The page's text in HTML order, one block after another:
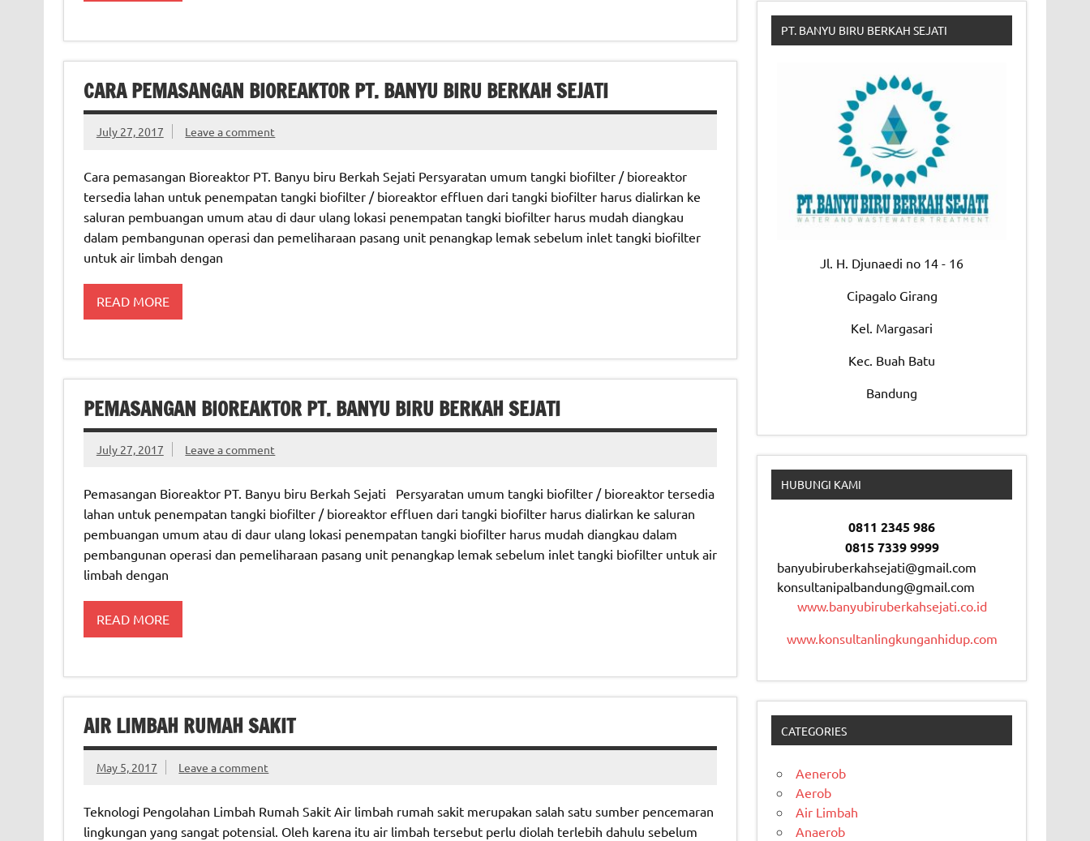
CARA PEMASANGAN BIOREAKTOR PT. BANYU BIRU BERKAH SEJATI
July 27, 2017 Leave a comment
Cara pemasangan Bioreaktor PT. Banyu biru Berkah Sejati Persyaratan umum tangki biofilter / bioreaktor
tersedia lahan untuk penempatan tangki biofilter / bioreaktor effluen dari tangki biofilter harus dialirkan ke
saluran pembuangan umum atau di daur ulang lokasi penempatan tangki biofilter harus mudah diangkau
dalam pembangunan operasi dan pemeliharaan pasang unit penangkap lemak sebelum inlet tangki biofilter
untuk air limbah dengan
READ MORE
PEMASANGAN BIOREAKTOR PT. BANYU BIRU BERKAH SEJATI
July 27, 2017 Leave a comment
Pemasangan Bioreaktor PT. Banyu biru Berkah Sejati Persyaratan umum tangki biofilter / bioreaktor tersedia
lahan untuk penempatan tangki biofilter / bioreaktor effluen dari tangki biofilter harus dialirkan ke saluran
pembuangan umum atau di daur ulang lokasi penempatan tangki biofilter harus mudah diangkau dalam
pembangunan operasi dan pemeliharaan pasang unit penangkap lemak sebelum inlet tangki biofilter untuk air
limbah dengan
READ MORE
AIR LIMBAH RUMAH SAKIT
May 5, 2017 Leave a comment
Teknologi Pengolahan Limbah Rumah Sakit Air limbah rumah sakit merupakan salah satu sumber pencemaran
lingkungan yang sangat potensial. Oleh karena itu air limbah tersebut perlu diolah terlebih dahulu sebelum
PT. BANYU BIRU BERKAH SEJATI
Jl. H. Djunaedi no 14 - 16
Cipagalo Girang
Kel. Margasari
Kec. Buah Batu
Bandung
HUBUNGI KAMI
0811 2345 986
0815 7339 9999
banyubiruberkahsejati@gmail.com
konsultanipalbandung@gmail.com
www.banyubiruberkahsejati.co.id
www.konsultanlingkunganhidup.com
CATEGORIES
Aenerob
Aerob
Air Limbah
Anaerob